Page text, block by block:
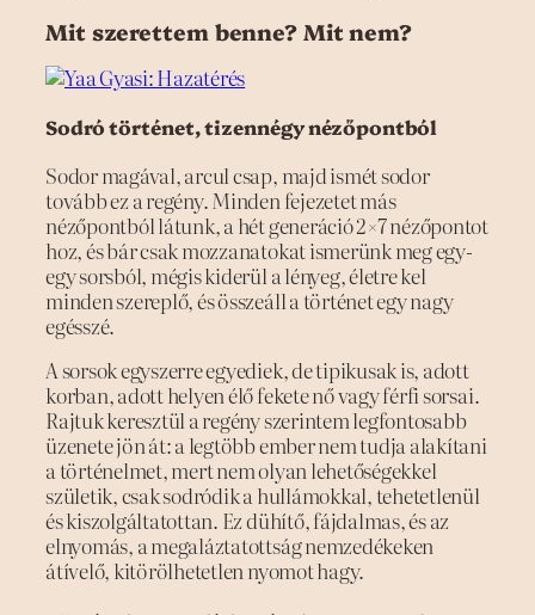
Mit szerettem benne? Mit nem?
Sodró történet, tizennégy nézőpontból
Sodor magával, arcul csap, majd ismét sodor
tovább ez a regény. Minden fejezetet más
nézőpontból látunk, a hét generáció 2×7 nézőpontot
hoz, és bár csak mozzanatokat ismerünk meg egy-
egy sorsból, mégis kiderül a lényeg, életre kel
minden szereplő, és összeáll a történet egy nagy
egésszé.
A sorsok egyszerre egyediek, de tipikusak is, adott
korban, adott helyen élő fekete nő vagy férfi sorsai.
Rajtuk keresztül a regény szerintem legfontosabb
üzenete jön át: a legtöbb ember nem tudja alakítani
a történelmet, mert nem olyan lehetőségekkel
születik, csak sodródik a hullámokkal, tehetetlenül
és kiszolgáltatottan. Ez dühítő, fájdalmas, és az
elnyomás, a megaláztatottság nemzedékeken
átívelő, kitörölhetetlen nyomot hagy.